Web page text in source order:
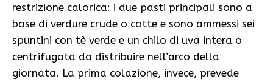
restrizione calorica: i due pasti principali sono a
base di verdure crude o cotte e sono ammessi sei
spuntini con tè verde e un chilo di uva intera o
centrifugata da distribuire nell’arco della
giornata. La prima colazione, invece, prevede